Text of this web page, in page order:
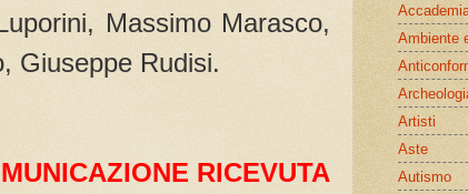
Massimo Marasco,
Giuseppe Rudisi.
RICEVUTA
Ambiente
Artisti
Aste
Autismo